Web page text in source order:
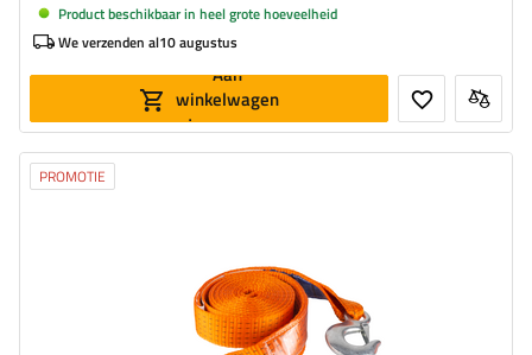
Product beschikbaar in heel grote hoeveelheid
We verzenden al10 augustus
Aan
winkelwagen
toevoegen
PROMOTIE
Lengte van de band: